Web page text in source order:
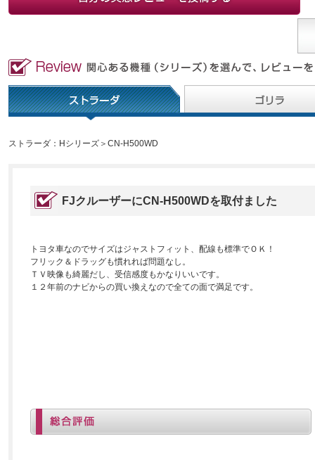
ストラーダ：Hシリーズ＞CN-H500WD
FJクルーザーにCN-H500WDを取付ました
トヨタ車なのでサイズはジャストフィット、配線も標準でＯＫ！
フリック＆ドラッグも慣れれば問題なし。
ＴＶ映像も綺麗だし、受信感度もかなりいいです。
１２年前のナビからの買い換えなので全ての面で満足です。